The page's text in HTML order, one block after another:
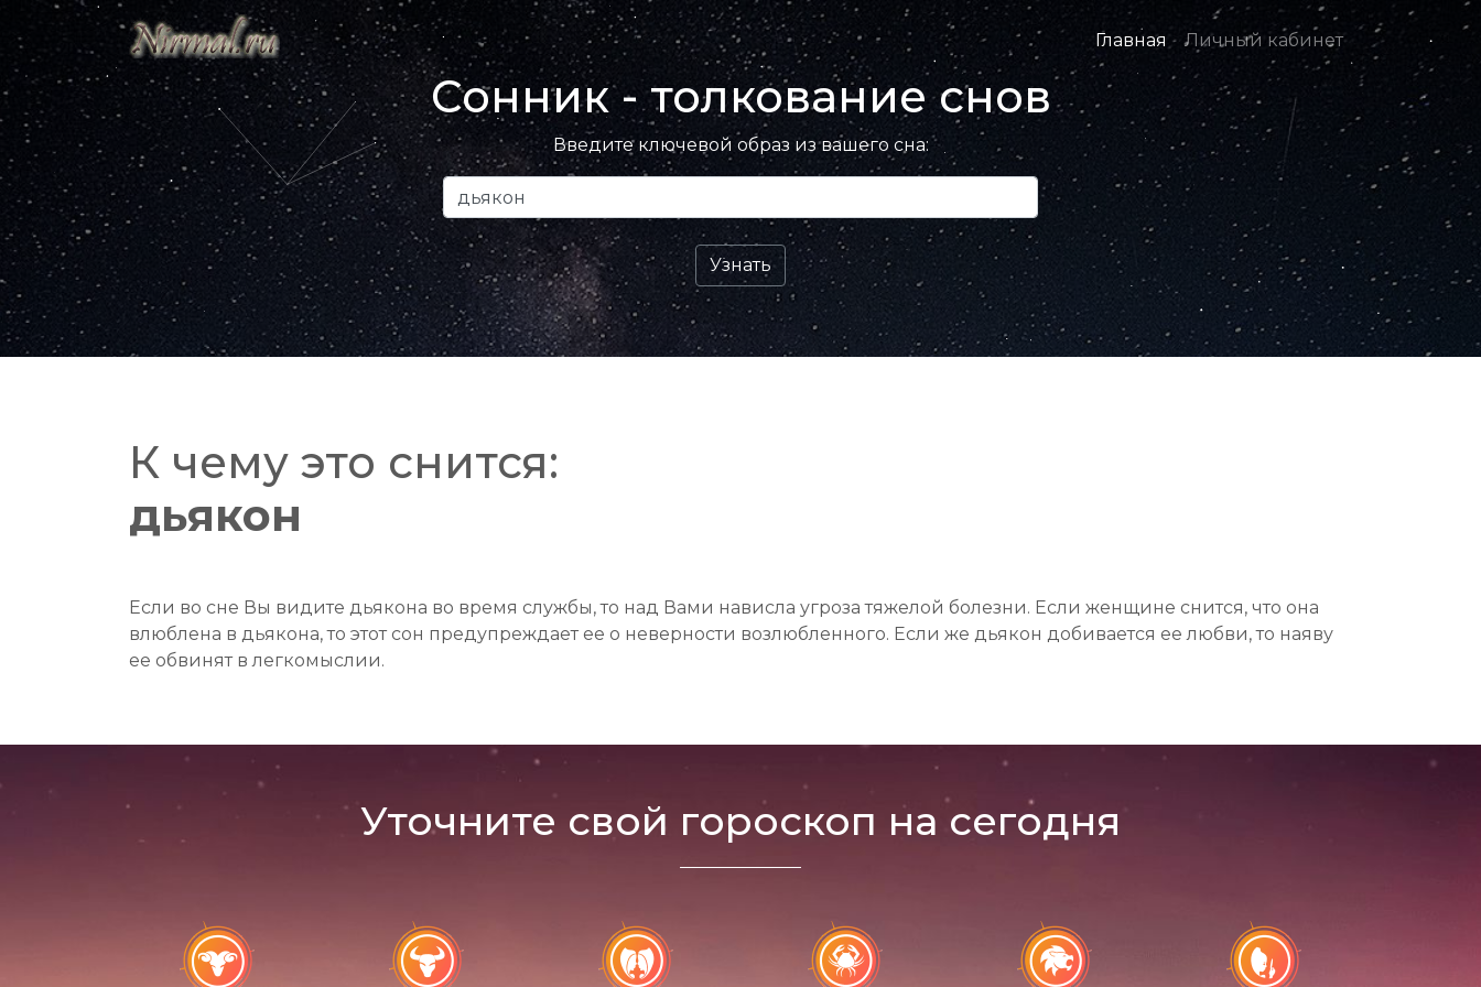
Главная Личный кабинет
Сонник - толкование снов
Введите ключевой образ из вашего сна:
К чему это снится:
дьякон
Если во сне Вы видите дьякона во время службы, то над Вами нависла угроза тяжелой болезни. Если женщине снится, что она
влюблена в дьякона, то этот сон предупреждает ее о неверности возлюбленного. Если же дьякон добивается ее любви, то наяву
ее обвинят в легкомыслии.
Уточните свой гороскоп на сегодня